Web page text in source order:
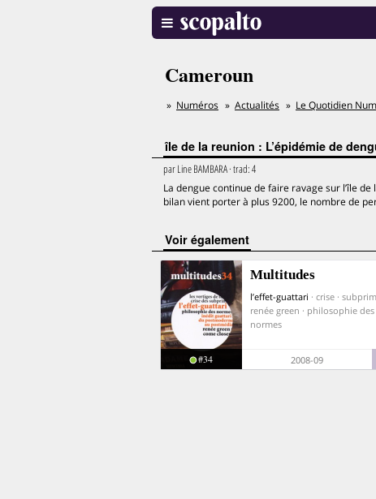
Cameroun
Numéros Actualités Le Quotidien
île de la reunion : L’épidémie de
parLine BAMBARA· trad:4
La dengue continue de faire ravage sur l’île
bilan vient porter à plus 9200, le nombre de
voir également
Multitudes
l’effet-guattari · crise ·
renée green · philosophie des
normes
#34 2008-09